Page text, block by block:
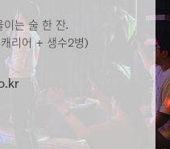
는 술 한 잔.
리어 + 생수2병)